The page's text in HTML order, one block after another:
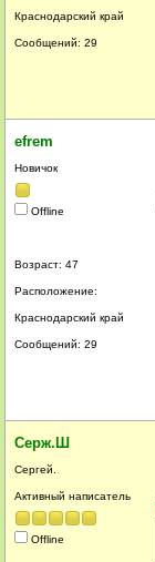
Краснодарский край
Сообщений: 29
efrem
Новичок
Offline
Возраст: 47
Расположение:
Краснодарский край
Сообщений: 29
Серж.Ш
Сергей.
Активный написатель
Offline